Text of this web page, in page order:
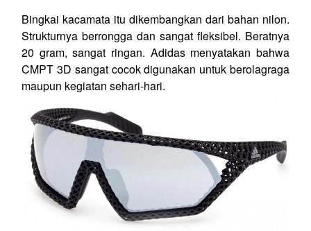
Bingkai kacamata itu dikembangkan dari bahan nilon.
Strukturnya berrongga dan sangat fleksibel. Beratnya
20 gram, sangat ringan. Adidas menyatakan bahwa
CMPT 3D sangat cocok digunakan untuk berolagraga
maupun kegiatan sehari-hari.